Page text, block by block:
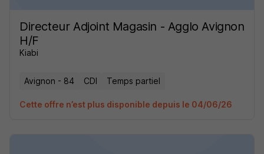
Directeur Adjoint Magasin - Agglo Avignon
H/F
Kiabi
Avignon - 84 CDI Temps partiel
Cette offre n’est plus disponible depuis le 04/06/26